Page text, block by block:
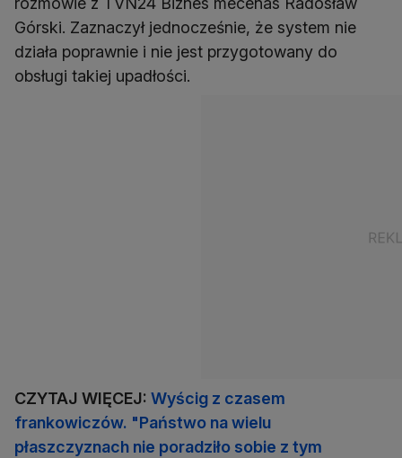
Górski. Zaznaczył jednocześnie, że system nie
działa poprawnie i nie jest przygotowany do
obsługi takiej upadłości.
CZYTAJ WIĘCEJ: Wyścig z czasem
frankowiczów. "Państwo na wielu
płaszczyznach nie poradziło sobie z tym